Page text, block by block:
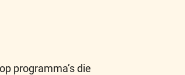
programma’s die